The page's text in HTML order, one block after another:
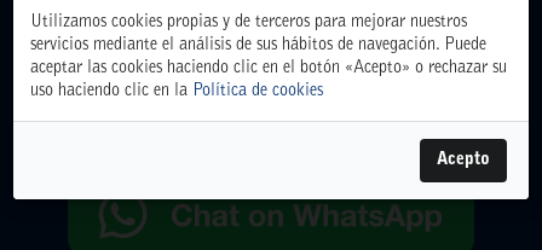
ALMACÉN CENTRAL
Polígono Industrial El Oliveral. Calle D. nº 6. 46394
Ribarroja del Turia (Valencia)
Utilizamos cookies propias y de terceros para mejorar nuestros
servicios mediante el análisis de sus hábitos de navegación. Puede
aceptar las cookies haciendo clic en el botón «Acepto» o rechazar su
uso haciendo clic en la Política de cookies
Acepto